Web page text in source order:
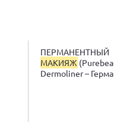
ПЕРМАНЕНТНЫЙ
МАКИЯЖ
Dermoliner –